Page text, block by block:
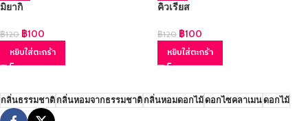
มิยากิ
฿120 ฿100
หยิบใส่ตะกร้า
คิวเรียส
฿120 ฿100
หยิบใส่ตะกร้า
กลิ่นธรรมชาติกลิ่นหอมจากธรรมชาติกลิ่นหอมดอกไม้ดอกไซคลาเมนดอกไม้